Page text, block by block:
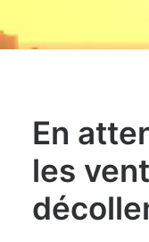
En
les